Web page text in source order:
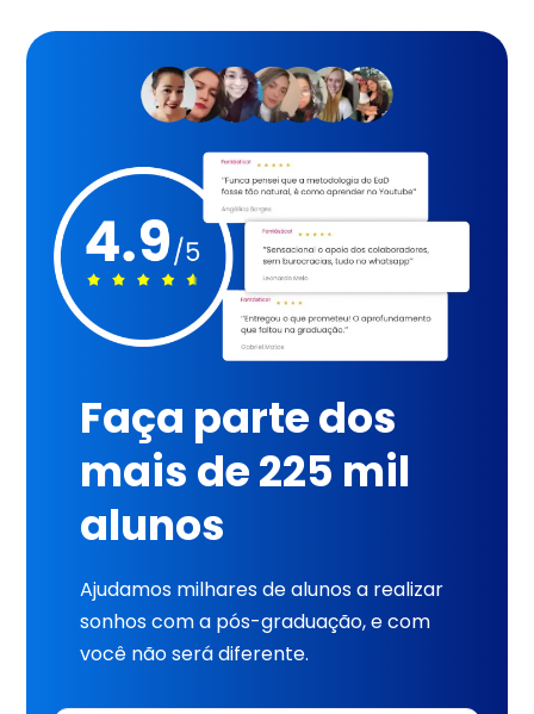
Faça parte dos
mais de 225 mil
alunos
Ajudamos milhares de alunos a realizar
sonhos com a pós-graduação, e com
você não será diferente.